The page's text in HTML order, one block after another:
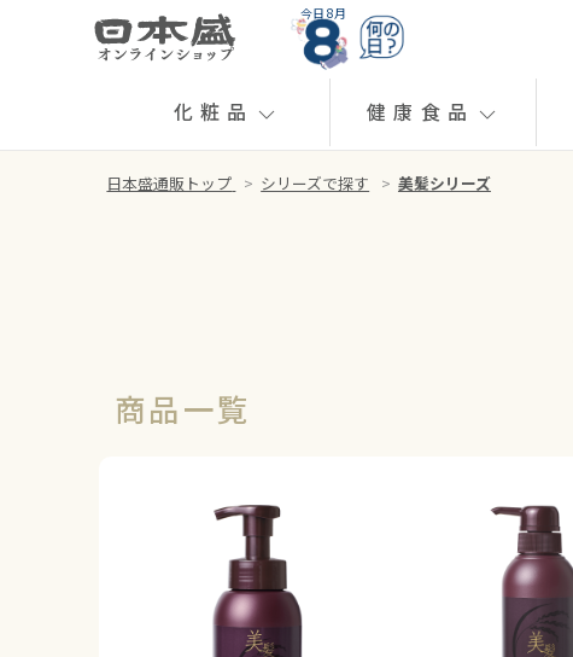
今日 8月
化粧品 健康食品
日本盛通販トップ > シリーズで探す > 美髪シリーズ
商品一覧